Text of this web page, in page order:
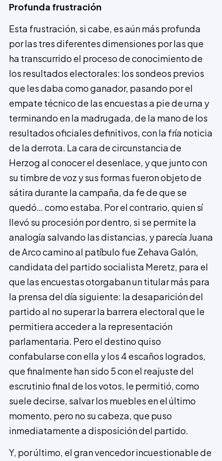
Profunda frustración
Esta frustración, si cabe, es aún más profunda
por las tres diferentes dimensiones por las que
ha transcurrido el proceso de conocimiento de
los resultados electorales: los sondeos previos
que les daba como ganador, pasando por el
empate técnico de las encuestas a pie de urna y
terminando en la madrugada, de la mano de los
resultados oficiales definitivos, con la fría noticia
de la derro­ta. La cara de circunstancia de
Herzog al conocer el desenlace, y que junto con
su timbre de voz y sus formas fueron objeto de
sátira durante la campaña, da fe de que se
quedó… como estaba. Por el contrario, quien sí
llevó su procesión por dentro, si se permite la
analogía salvando las distancias, y parecía Juana
de Arco camino al patíbulo fue Zehava Galón,
candidata del partido socia­lista Meretz, para el
que las encuestas otorgaban un titular más para
la prensa del día siguiente: la desaparición del
partido al no superar la barrera electoral que le
permitiera acceder a la represen­tación
parlamentaria. Pero el destino quiso
confabularse con ella y los 4 escaños logrados,
que finalmente han sido 5 con el reajuste del
escrutinio final de los votos, le permitió, como
suele decirse, salvar los muebles en el último
momento, pero no su cabeza, que puso
inmediatamente a disposición del partido.
Y, por último, el gran vencedor incuestionable de